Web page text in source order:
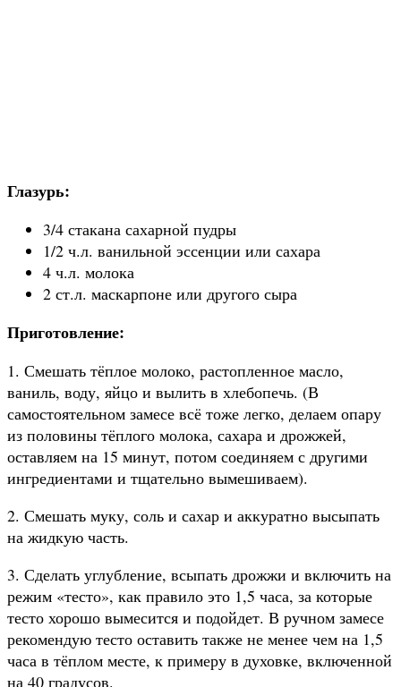
Глазурь:
3/4 стакана сахарной пудры
1/2 ч.л. ванильной эссенции или сахара
4 ч.л. молока
2 ст.л. маскарпоне или другого сыра
Приготовление:
1. Смешать тёплое молоко, растопленное масло,
ваниль, воду, яйцо и вылить в хлебопечь. (В
самостоятельном замесе всё тоже легко, делаем опару
из половины тёплого молока, сахара и дрожжей,
оставляем на 15 минут, потом соединяем с другими
ингредиентами и тщательно вымешиваем).
2. Смешать муку, соль и сахар и аккуратно высыпать
на жидкую часть.
3. Сделать углубление, всыпать дрожжи и включить на
режим «тесто», как правило это 1,5 часа, за которые
тесто хорошо вымесится и подойдет. В ручном замесе
рекомендую тесто оставить также не менее чем на 1,5
часа в тёплом месте, к примеру в духовке, включенной
на 40 градусов.